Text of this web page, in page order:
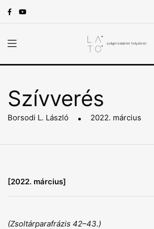
Szívverés
Borsodi L. László 2022. március
[2022. március]
(Zsoltárparafrázis 42–43.)